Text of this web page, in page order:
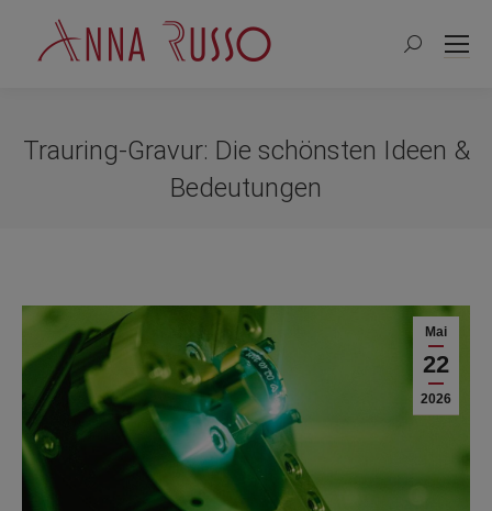
Search:
Trauring-Gravur: Die schönsten Ideen &
Bedeutungen
Mai
22
2026